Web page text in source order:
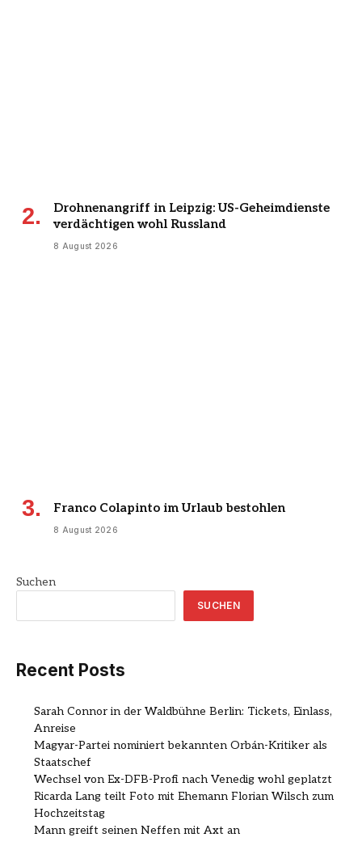
Drohnenangriff in Leipzig: US-Geheimdienste
verdächtigen wohl Russland
8 August 2026
Franco Colapinto im Urlaub bestohlen
8 August 2026
Suchen
SUCHEN
Recent Posts
Sarah Connor in der Waldbühne Berlin: Tickets, Einlass,
Anreise
Magyar-Partei nominiert bekannten Orbán-Kritiker als
Staatschef
Wechsel von Ex-DFB-Profi nach Venedig wohl geplatzt
Ricarda Lang teilt Foto mit Ehemann Florian Wilsch zum
Hochzeitstag
Mann greift seinen Neffen mit Axt an